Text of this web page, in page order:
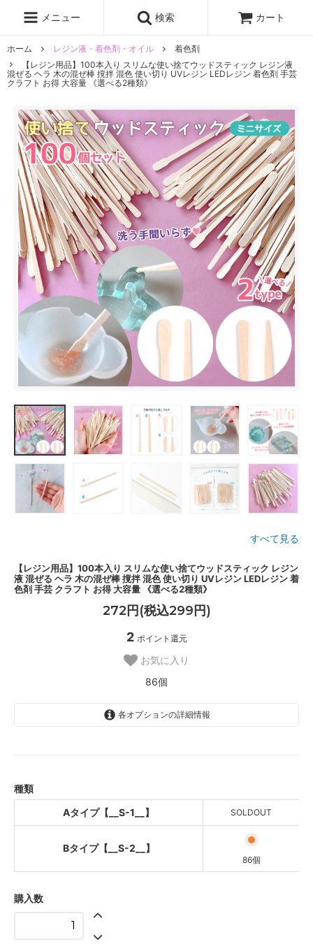
メニュー 検索 カート
ホーム レジン液・着色剤・オイル
着色剤
【レジン用品】100本入り スリムな使い捨てウッドスティック レジン液
混ぜる ヘラ 木の混ぜ棒 撹拌 混色 使い切り UVレジン LEDレジン 着色剤 手芸
クラフト お得 大容量 《選べる2種類》
すべて見る
【レジン用品】100本入り スリムな使い捨てウッドスティック レジン
液 混ぜる ヘラ 木の混ぜ棒 撹拌 混色 使い切り UVレジン LEDレジン 着
色剤 手芸 クラフト お得 大容量 《選べる2種類》
272円(税込299円)
2 ポイント還元
お気に入り
86個
各オプションの詳細情報
種類
Aタイプ【__S-1__】
SOLDOUT
Bタイプ【__S-2__】
86個
購入数